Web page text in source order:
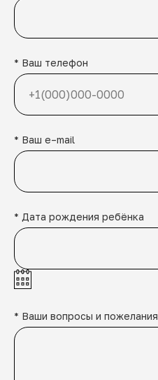
* Ваш телефон
* Ваш e–mail
* Дата рождения ребёнка
* Ваши вопросы и пожелания